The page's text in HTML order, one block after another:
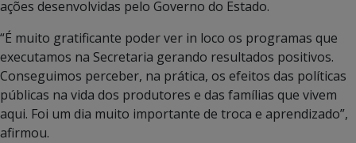
ações desenvolvidas pelo Governo do Estado.
“É muito gratificante poder ver in loco os programas que
executamos na Secretaria gerando resultados positivos.
Conseguimos perceber, na prática, os efeitos das políticas
públicas na vida dos produtores e das famílias que vivem
aqui. Foi um dia muito importante de troca e aprendizado”,
afirmou.